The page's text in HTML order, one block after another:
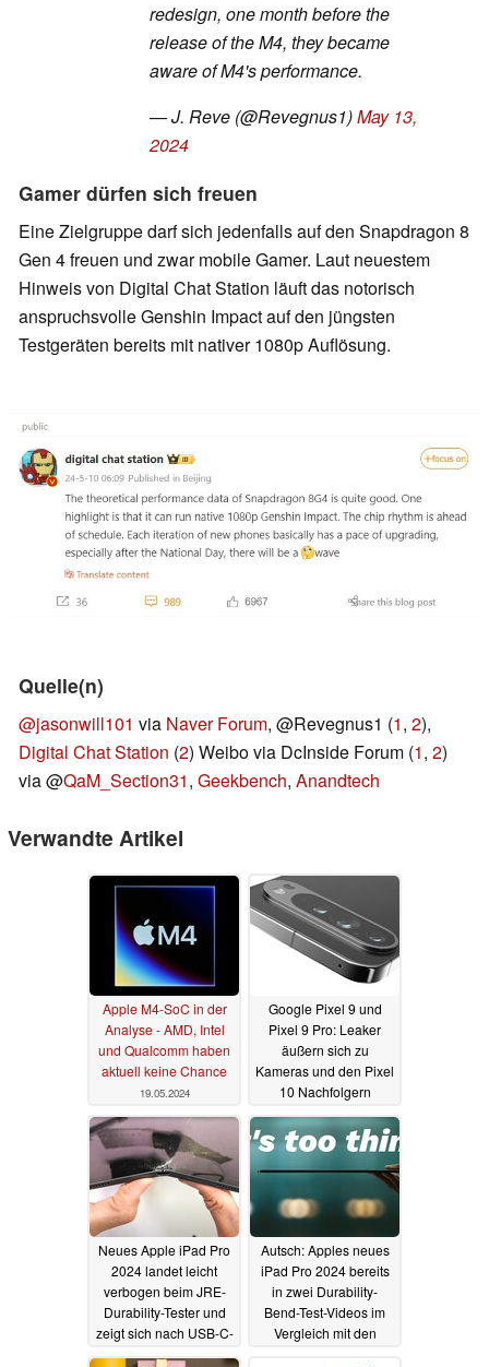
redesign, one month before the
release of the M4, they became
aware of M4's performance.
— J. Reve (@Revegnus1)May 13,
2024
Gamer dürfen sich freuen
Eine Zielgruppe darf sich jedenfalls auf den Snapdragon 8
Gen 4 freuen und zwar mobile Gamer. Laut neuestem
Hinweis von Digital Chat Station läuft das notorisch
anspruchsvolle Genshin Impact auf den jüngsten
Testgeräten bereits mit nativer 1080p Auflösung.
Quelle(n)
@jasonwill101 via Naver Forum, @Revegnus1 (1, 2),
Digital Chat Station (2) Weibo via DcInside Forum (1, 2)
via @QaM_Section31, Geekbench, Anandtech
Verwandte Artikel
Apple M4-SoC in der
Analyse - AMD, Intel
und Qualcomm haben
aktuell keine Chance
19.05.2024
Google Pixel 9 und
Pixel 9 Pro: Leaker
äußern sich zu
Kameras und den Pixel
10 Nachfolgern
16.05.2024
Neues Apple iPad Pro
2024 landet leicht
verbogen beim JRE-
Durability-Tester und
zeigt sich nach USB-C-
Autsch: Apples neues
iPad Pro 2024 bereits
in zwei Durability-
Bend-Test-Videos im
Vergleich mit den